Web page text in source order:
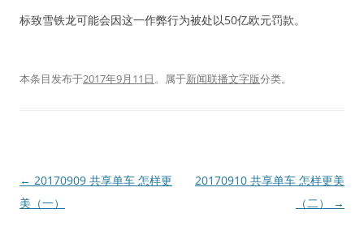
标致雪铁龙可能会因这一作弊行为被处以50亿欧元罚款。
本条目发布于2017年9月11日。属于新闻联播文字版分类。
文
章
← 20170909 共享单车 怎样更
美（一）
20170910 共享单车 怎样更美
（二）
→